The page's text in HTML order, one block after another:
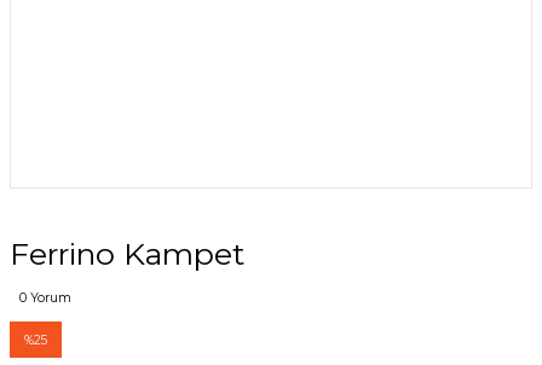
Ferrino Kampet
0 Yorum
%25